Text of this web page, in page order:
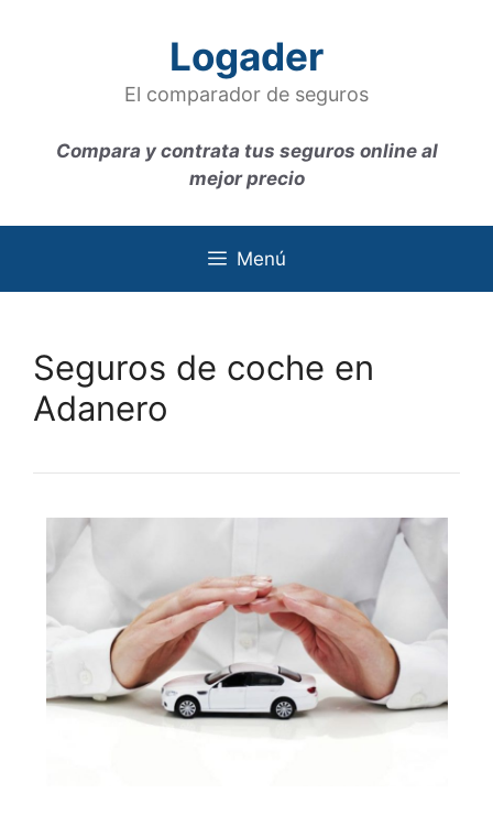
Logader
El comparador de seguros
Compara y contrata tus seguros online al
mejor precio
Menú
Seguros de coche en
Adanero